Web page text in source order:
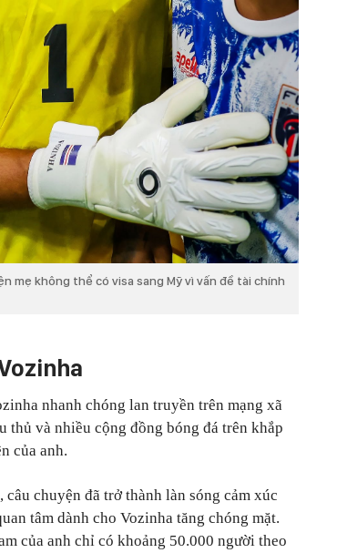
mẹ không thể có visa sang Mỹ vì vấn đề tài chính
nhanh chóng lan truyền trên mạng xã
thủ và nhiều cộng đồng bóng đá trên khắp
của anh.
chuyện đã trở thành làn sóng cảm xúc
tâm dành cho Vozinha tăng chóng mặt.
của anh chỉ có khoảng 50.000 người theo